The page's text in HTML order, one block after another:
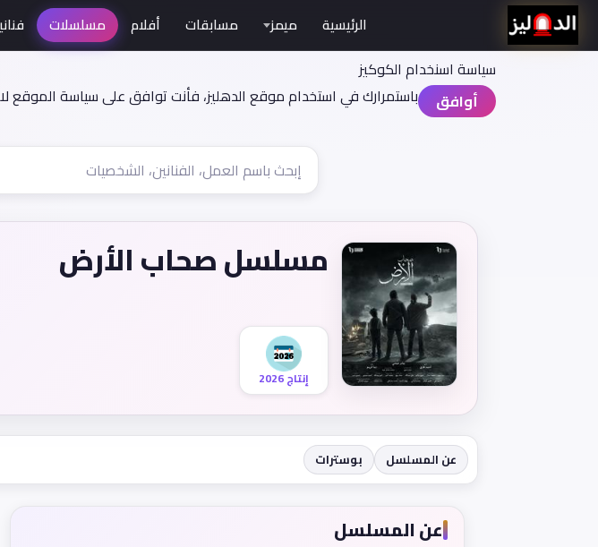
سياسة اسنخدام الكوكيز
أوافق
باستمرارك في استخدام موقع الدهليز، فأنت توافق على سياسة الموقع
الرئيسية ميمز مسابقات أفلام مسلسلات
مسلسل صحاب الأرض
إنتاج 2026
عن المسلسل بوسترات
عن المسلسل